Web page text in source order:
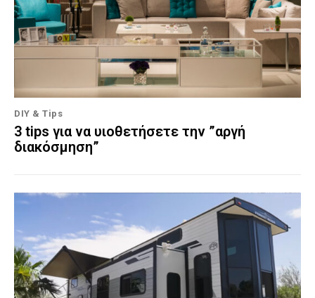
DIY & Tips
3 tips για να υιοθετήσετε την ”αργή
διακόσμηση”